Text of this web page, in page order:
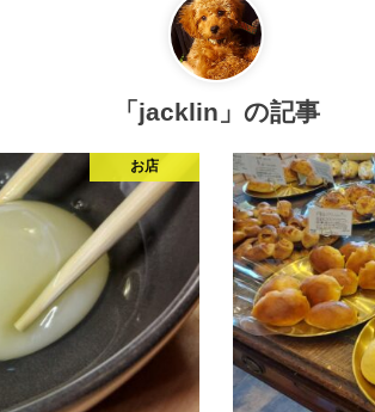
「jacklin」の記事
お店